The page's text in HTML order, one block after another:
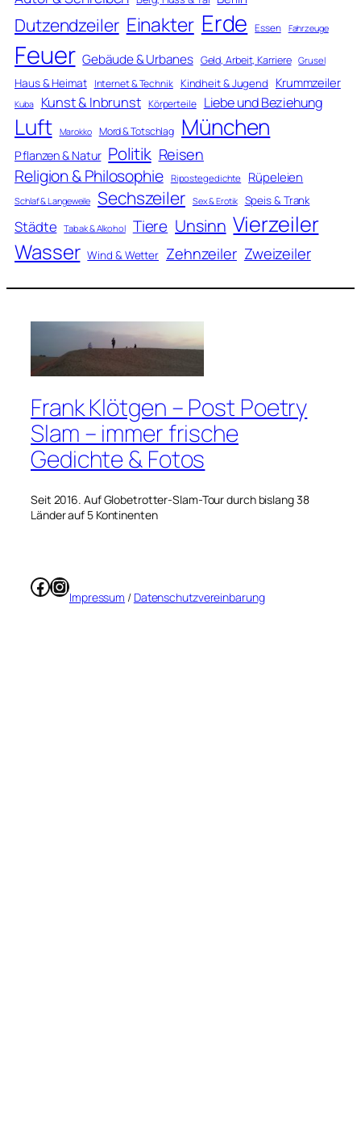
Dutzendzeiler Einakter Erde Essen Fahrzeuge
Feuer Gebäude & Urbanes Geld, Arbeit, Karriere Grusel
Haus & Heimat Internet & Technik Kindheit & Jugend Krummzeiler
Kuba Kunst & Inbrunst Körperteile Liebe und Beziehung
Luft Marokko Mord & Totschlag München
Pflanzen & Natur Politik Reisen
Religion & Philosophie Ripostegedichte Rüpeleien
Schlaf & Langeweile Sechszeiler Sex & Erotik Speis & Trank
Städte Tabak & Alkohol Tiere Unsinn Vierzeiler
Wasser Wind & Wetter Zehnzeiler Zweizeiler
Frank Klötgen – Post Poetry
Slam – immer frische
Gedichte & Fotos
Seit 2016. Auf Globetrotter-Slam-Tour durch bislang 38
Länder auf 5 Kontinenten
Facebook
Instagram
Impressum / Datenschutzvereinbarung